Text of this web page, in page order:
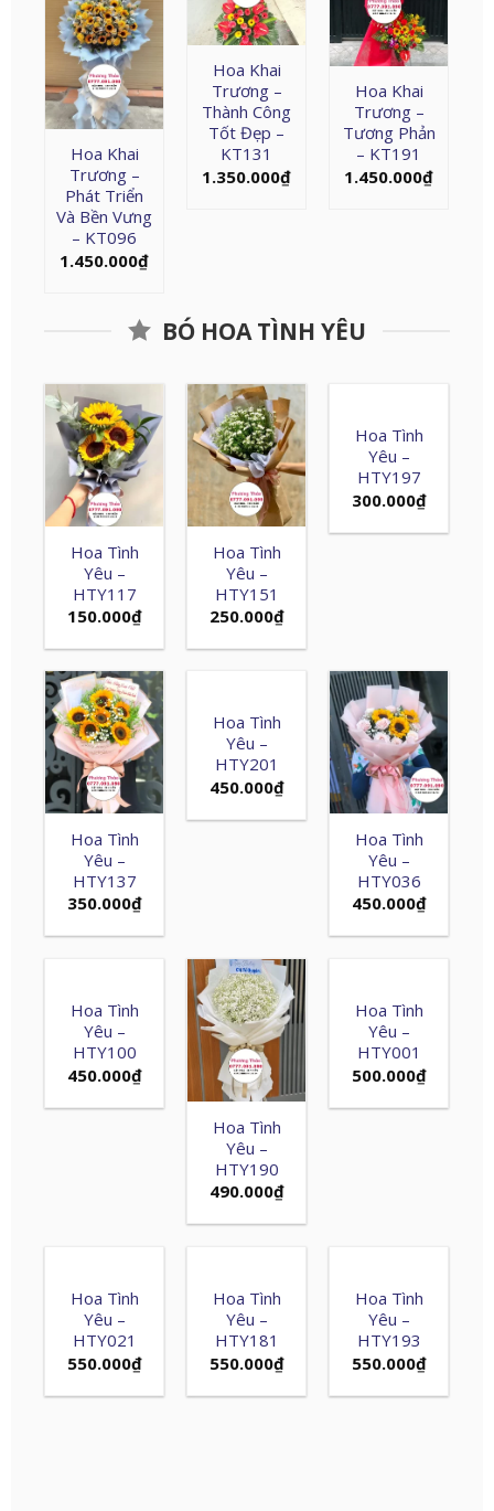
Hoa Khai
Trương –
Thành Công
Tốt Đẹp –
KT131
1.350.000₫
Hoa Khai
Trương –
Tương Phản
– KT191
1.450.000₫
Hoa Khai
Trương –
Phát Triển
Và Bền Vưng
– KT096
1.450.000₫
BÓ HOA TÌNH YÊU
Hoa Tình
Yêu –
HTY117
150.000₫
Hoa Tình
Yêu –
HTY151
250.000₫
Hoa Tình
Yêu –
HTY197
300.000₫
Hoa Tình
Yêu –
HTY137
350.000₫
Hoa Tình
Yêu –
HTY201
450.000₫
Hoa Tình
Yêu –
HTY036
450.000₫
Hoa Tình
Yêu –
HTY100
450.000₫
Hoa Tình
Yêu –
HTY190
490.000₫
Hoa Tình
Yêu –
HTY001
500.000₫
Hoa Tình
Yêu –
HTY021
550.000₫
Hoa Tình
Yêu –
HTY181
550.000₫
Hoa Tình
Yêu –
HTY193
550.000₫